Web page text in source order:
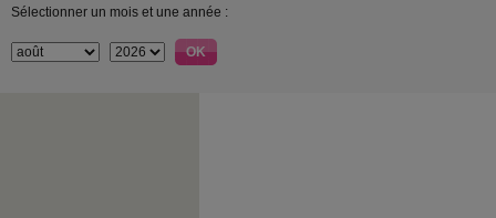
Sélectionner un mois et une année :